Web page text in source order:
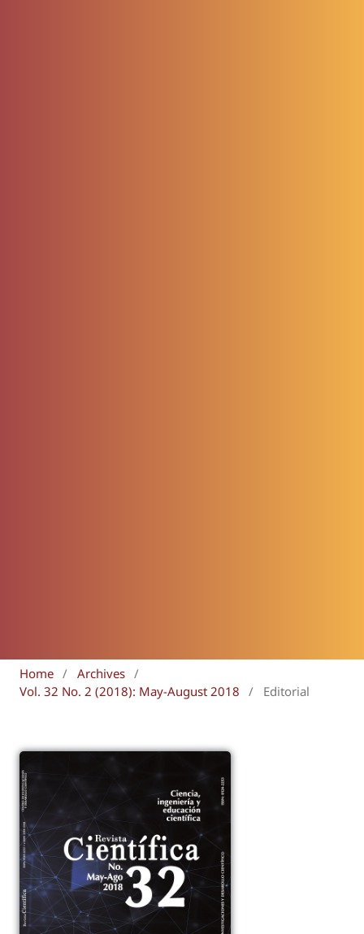
Home / Archives /
Vol. 32 No. 2 (2018): May-August 2018
/ Editorial